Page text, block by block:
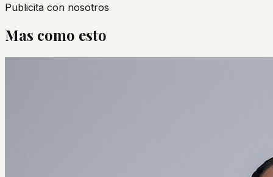
Publicita con nosotros
Mas como esto